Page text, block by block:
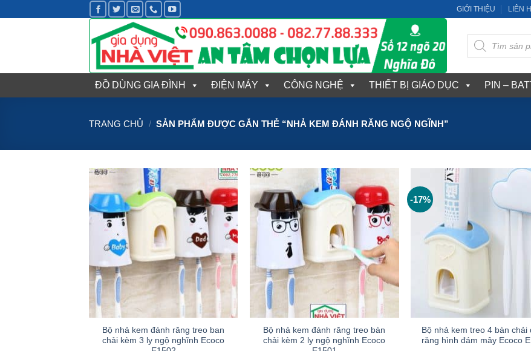
qua
GIỚI THIỆU LIÊN
Tìm
kiếm
sản
phẩm
ĐỒ DÙNG GIA ĐÌNH ĐIỆN MÁY CÔNG NGHỆ THIẾT BỊ GIÁO DỤC PIN –
TRANG CHỦ / SẢN PHẨM ĐƯỢC GẮN THẺ “NHẢ KEM ĐÁNH RĂNG NGỘ NGĨNH”
Bộ nhả kem đánh răng treo ban
chải kèm 3 ly ngộ nghĩnh Ecoco
+
Bộ nhả kem đánh răng treo bàn
chải kèm 2 ly ngộ nghĩnh Ecoco
-17%
Bộ nhả kem treo 4 bàn chải
răng hình đám mây Ecoco